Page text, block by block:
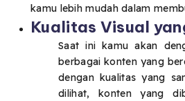
kamu lebih mudah dalam
Kualitas Visual
Saat ini kamu akan
berbagai konten yang
dengan kualitas yang
dilihat, konten yang